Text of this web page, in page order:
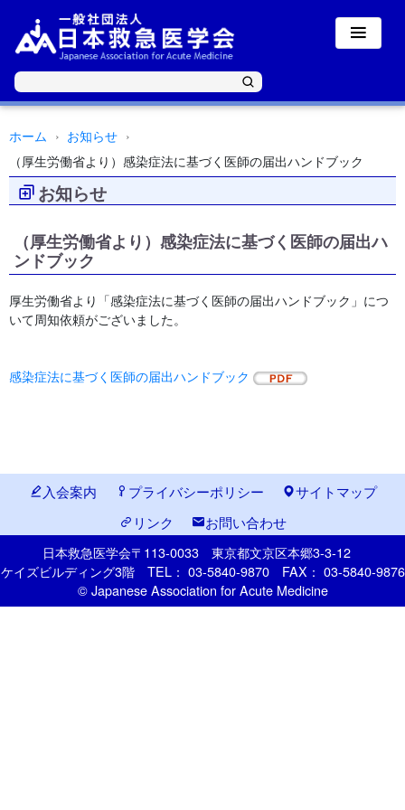
ホーム
お知らせ
（厚生労働省より）感染症法に基づく医師の届出ハンドブック
お知らせ
（厚生労働省より）感染症法に基づく医師の届出ハ
ンドブック
厚生労働省より「感染症法に基づく医師の届出ハンドブック」につ
いて周知依頼がございました。
感染症法に基づく医師の届出ハンドブック
入会案内 プライバシーポリシー
サイトマップ
リンク
お問い合わせ
日本救急医学会〒113-0033 東京都文京区本郷3-3-12
ケイズビルディング3階 TEL： 03-5840-9870 FAX： 03-5840-9876
© Japanese Association for Acute Medicine